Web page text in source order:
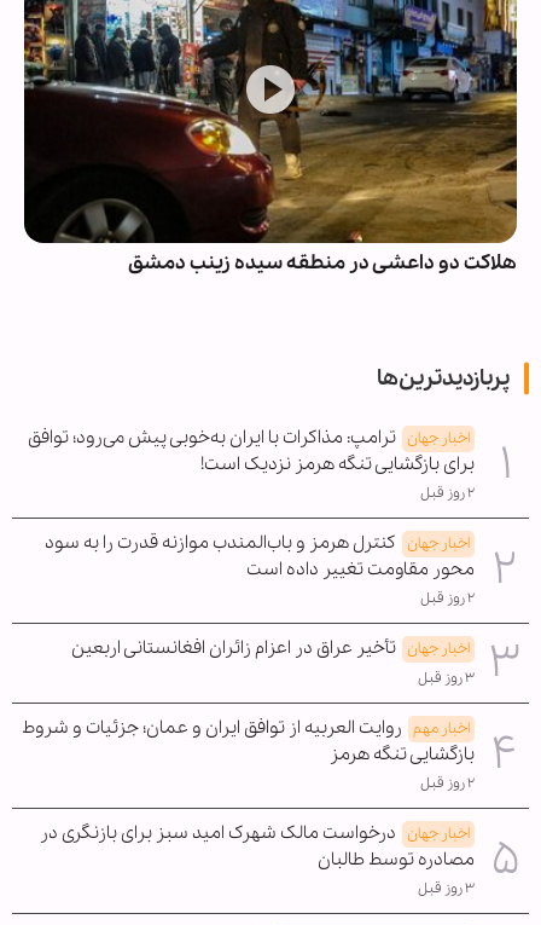
انصارالله: مزدوران و پایگاه‌های نظامی عربستان در یمن در
پربازدیدترین‌ها
اخبار جهان ترامپ: مذاکرات با ایران به‌خوبی پیش می‌رود؛ توافق
برای بازگشایی تنگه هرمز نزدیک است!
۲ روز قبل
اخبار جهان کنترل هرمز و باب‌المندب موازنه قدرت را به سود
محور مقاومت تغییر داده است
۲ روز قبل
اخبار جهان تأخیر عراق در اعزام زائران افغانستانی اربعین
۳ روز قبل
اخبار مهم روایت العربیه از توافق ایران و عمان؛ جزئیات و شروط
بازگشایی تنگه هرمز
۲ روز قبل
اخبار جهان درخواست مالک شهرک امید سبز برای بازنگری در
مصادره توسط طالبان
۳ روز قبل